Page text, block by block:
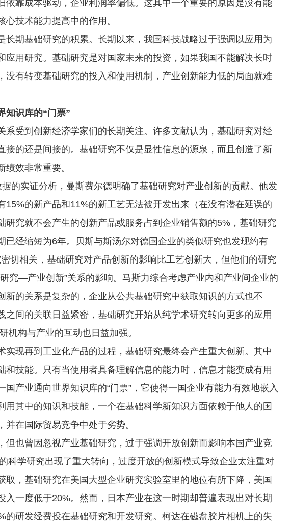
依靠成本驱动，企业利润率偏低。这其中一个重要的原因是没有能
技术能力提高中的作用。
期基础研究的积累。长期以来，我国科技战略过于强调以应用为
应用研究。基础研究是对国家未来的投资，如果我国不能解决长时
没有转变基础研究的投入和使用机制，产业创新能力低的局面就难
知识库的“门票”
受到创新经济学家们的长期关注。许多文献认为，基础研究对经
接的还是间接的。基础研究不仅是显性信息的源泉，而且创造了新
效非常重要。
实证分析，曼斯费尔德明确了基础研究对产业创新的贡献。他发
15%的新产品和11%的新工艺无法被开发出来（在没有潜在延误的
研究就不会产生的创新产品或服务占到企业销售额的5%，基础研究
已经缩短为6年。贝斯与斯汤尔对德国企业的类似研究也发现约有
切相关，基础研究对产品创新的影响比工艺创新大，但他们的研究
究—产业创新”关系的影响。马斯力综合考虑产业内和产业间企业的
新的关系是复杂的，企业从公共基础研究中获取知识的方式也不
之间的关联日益紧密，基础研究开始从纯学术研究转向更多的应用
机构与产业的互动也日益加强。
现再到工业化产品的过程，基础研究最终会产生重大创新。其中
和技能。只有当使用者具备理解信息的能力时，信息才能变成有用
国产业通向世界知识库的“门票”，它使得一国企业有能力有效地嵌入
用其中的知识和技能，一个在基础科学新知识方面依赖于他人的国
在国际贸易竞争中处于劣势。
也曾因忽视产业基础研究，过于强调开放创新而影响本国产业竞
科学研究出现了重大转向，过度开放的创新模式导致企业太注重对
取，基础研究在美国大型企业研究实验室里的地位有所下降，美国
入一度低于20%。然而，日本产业在这一时期却普遍表现出对长期
的研发经费投在基础研究和开发研究。柯达在磁盘胶片相机上的失